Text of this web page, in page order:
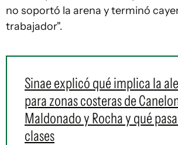
no soportó la arena y terminó
trabajador".
Sinae explicó qué implica la
para zonas costeras de
Maldonado y Rocha y qué
clases